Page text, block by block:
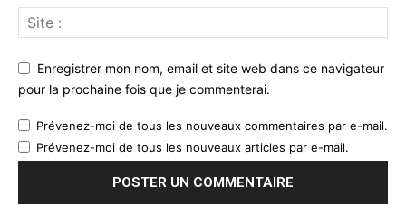
Enregistrer mon nom, email et site web dans ce navigateur
pour la prochaine fois que je commenterai.
Prévenez-moi de tous les nouveaux commentaires par e-mail.
Prévenez-moi de tous les nouveaux articles par e-mail.